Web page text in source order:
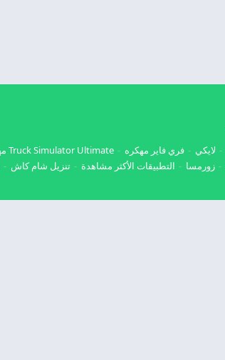
لايكي فري فاير مهكره Truck Simulator Ultimate مهكره
زورمسا التطبيقات الأكثر مشاهدة تنزيل شام كاش